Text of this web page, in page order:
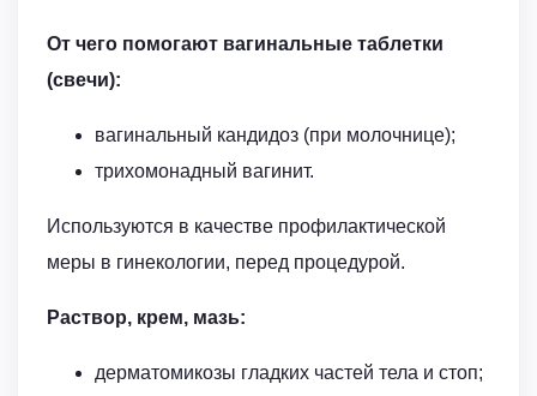
От чего помогают вагинальные таблетки
(свечи):
вагинальный кандидоз (при молочнице);
трихомонадный вагинит.
Используются в качестве профилактической
меры в гинекологии, перед процедурой.
Раствор, крем, мазь:
дерматомикозы гладких частей тела и стоп;